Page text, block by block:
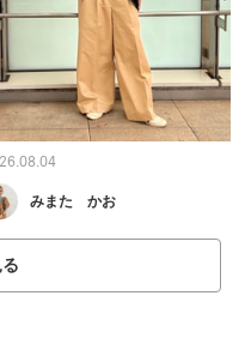
みまた かお